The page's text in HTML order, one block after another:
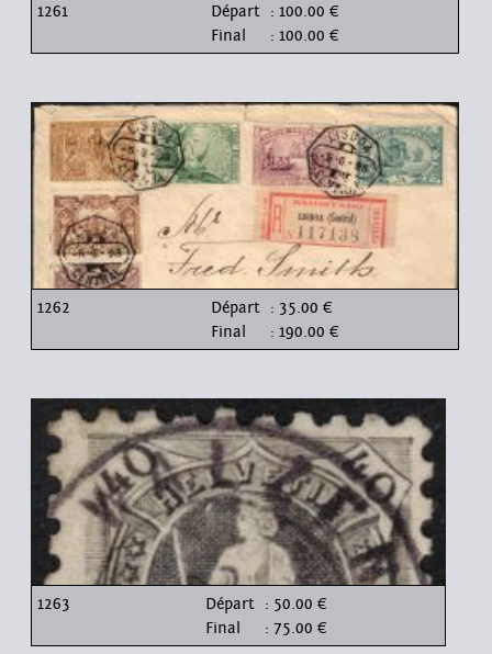
1261 Départ : 100.00 €
Final
: 100.00 €
1262 Départ : 35.00 €
Final
: 190.00 €
1263 Départ : 50.00 €
Final
: 75.00 €